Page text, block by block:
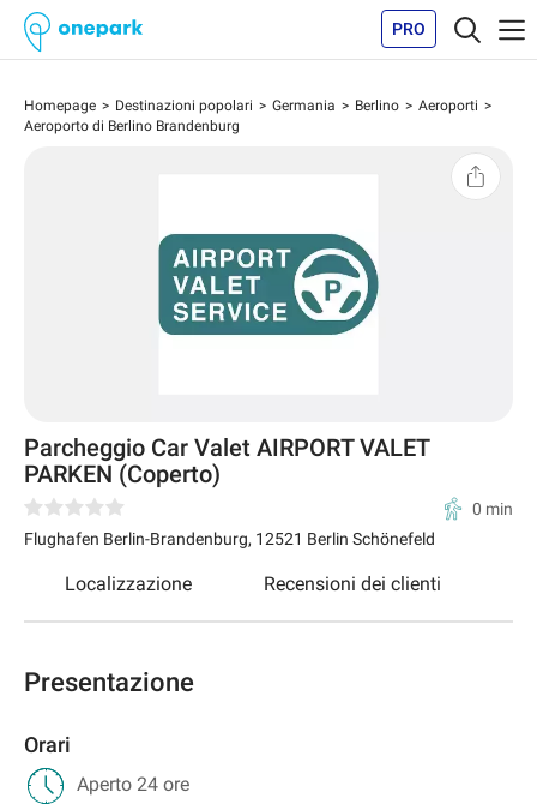
PRO
Homepage Destinazioni popolari Germania Berlino
Aeroporti
Aeroporto di Berlino Brandenburg
Parcheggio Car Valet AIRPORT VALET
PARKEN (Coperto)
0 min
Flughafen Berlin-Brandenburg, 12521 Berlin Schönefeld
Localizzazione Recensioni dei clienti
Presentazione
Orari
Aperto 24 ore